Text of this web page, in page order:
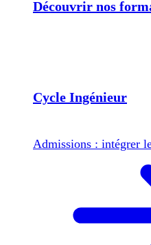
Découvrir nos
Cycle Ingénieur
Admissions : intégrer